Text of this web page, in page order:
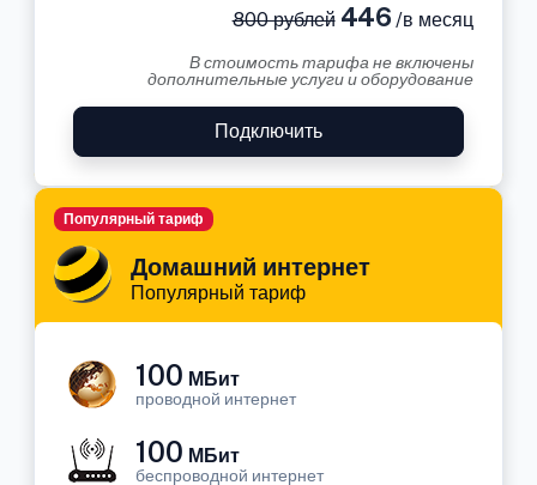
800 рублей446 /в месяц
В стоимость тарифа не включены
дополнительные услуги и оборудование
Подключить
Домашний интернет
Популярный тариф
Популярный тариф
100 МБит
проводной интернет
100 МБит
беспроводной интернет